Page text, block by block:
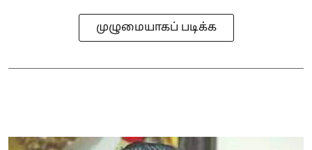
முழுமையாகப் படிக்க